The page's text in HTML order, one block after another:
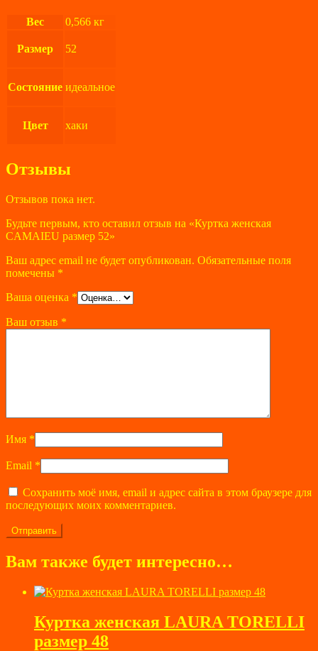
Вес 0,566 кг
Размер 52
Состояние идеальное
Цвет хаки
Отзывы
Отзывов пока нет.
Будьте первым, кто оставил отзыв на «Куртка женская
CAMAIEU размер 52»
Ваш адрес email не будет опубликован. Обязательные поля
помечены *
Ваша оценка *
Ваш отзыв *
Имя *
Email *
Сохранить моё имя, email и адрес сайта в этом браузере для
последующих моих комментариев.
Вам также будет интересно…
Куртка женская LAURA TORELLI
размер 48